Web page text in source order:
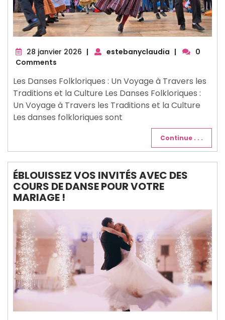
28 janvier 2026 28
| estebanyclaudia |
0
Comments
Les Danses Folkloriques : Un Voyage à Travers les
Traditions et la Culture Les Danses Folkloriques :
Un Voyage à Travers les Traditions et la Culture
Les danses folkloriques sont
Continue . . .
ÉBLOUISSEZ VOS INVITÉS AVEC DES
COURS DE DANSE POUR VOTRE
MARIAGE !